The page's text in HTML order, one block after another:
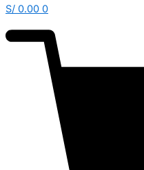
S/ 0.00 0